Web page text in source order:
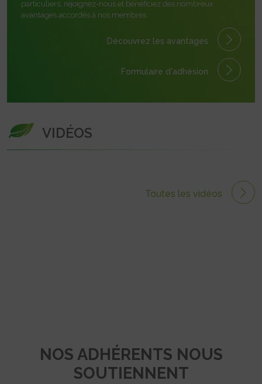
particuliers, rejoignez-nous et bénéficiez des nombreux
avantages accordés à nos membres.
Découvrez les avantages
Formulaire d'adhésion
VIDÉOS
Toutes les vidéos
NOS ADHÉRENTS NOUS
SOUTIENNENT